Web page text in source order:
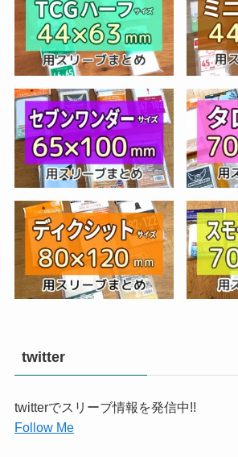
twitter
twitterでスリーブ情報を発信中!!
Follow Me